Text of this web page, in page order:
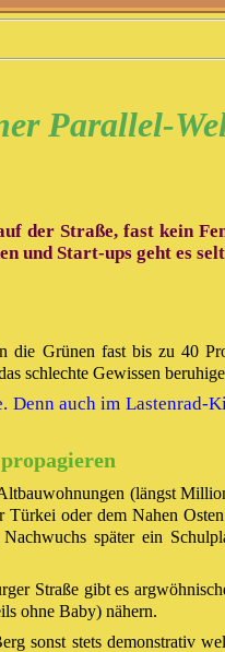
Parallel-
der Straße, fast kein
und Start-ups geht es
die Grünen fast bis zu 40
schlechte Gewissen
auch im Lastenrad-
(längst
Türkei oder dem Nahen
später ein
Straße gibt es
ohne Baby) nähern.
sonst stets demonstrativ